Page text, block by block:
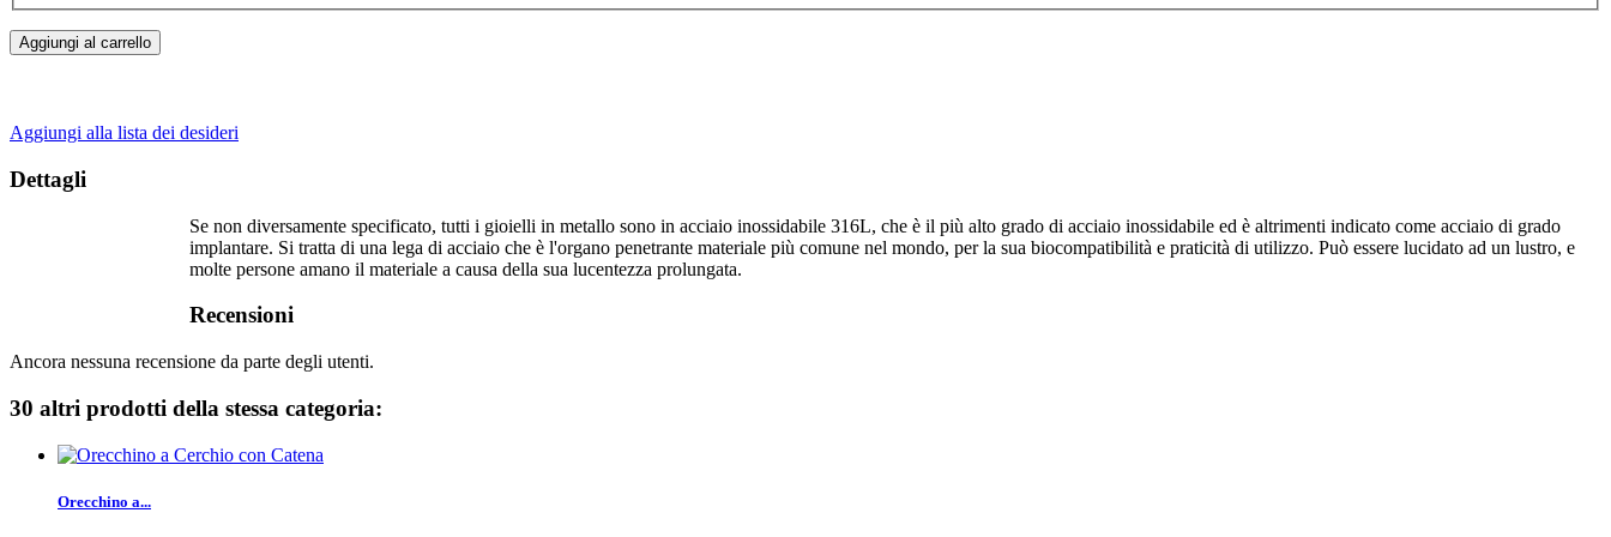
Aggiungi al carrello
Aggiungi alla lista dei desideri
Dettagli
Se non diversamente specificato, tutti i gioielli in metallo sono in acciaio inossidabile 316L, che è il più alto grado di acciaio inossidabile ed è altrimenti indicato come acciaio di grado
implantare. Si tratta di una lega di acciaio che è l'organo penetrante materiale più comune nel mondo, per la sua biocompatibilità e praticità di utilizzo. Può essere lucidato ad un lustro, e
molte persone amano il materiale a causa della sua lucentezza prolungata.
Recensioni
Ancora nessuna recensione da parte degli utenti.
30 altri prodotti della stessa categoria:
Orecchino a...